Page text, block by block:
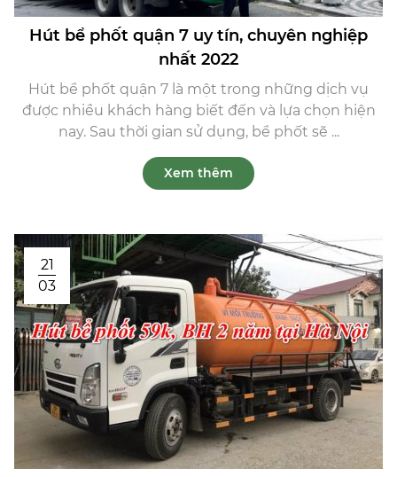
Hút bể phốt quận 7 uy tín, chuyên nghiệp
nhất 2022
Hút bể phốt quận 7 là một trong những dịch vụ
được nhiều khách hàng biết đến và lựa chọn hiện
nay. Sau thời gian sử dụng, bể phốt sẽ ...
Xem thêm
21
03